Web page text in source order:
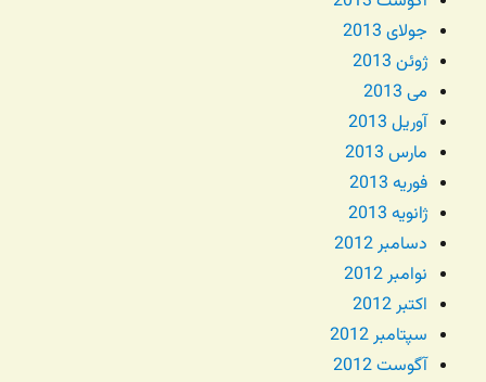
جولای 2013
ژوئن 2013
می 2013
آوریل 2013
مارس 2013
فوریه 2013
ژانویه 2013
دسامبر 2012
نوامبر 2012
اکتبر 2012
سپتامبر 2012
آگوست 2012